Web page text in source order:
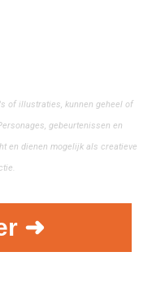
of illustraties, kunnen geheel of
gebeurtenissen en
en dienen mogelijk als creatieve
➜